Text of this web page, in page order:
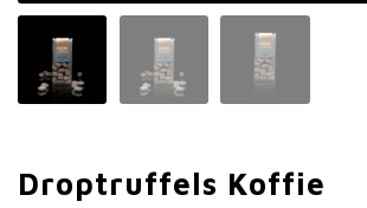
Droptruffels Koffie